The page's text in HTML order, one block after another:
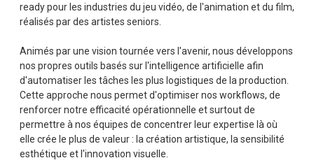
ready pour les industries du jeu vidéo, de l'animation et du film,
réalisés par des artistes seniors.
Animés par une vision tournée vers l'avenir, nous développons
nos propres outils basés sur l'intelligence artificielle afin
d'automatiser les tâches les plus logistiques de la production.
Cette approche nous permet d'optimiser nos workflows, de
renforcer notre efficacité opérationnelle et surtout de
permettre à nos équipes de concentrer leur expertise là où
elle crée le plus de valeur : la création artistique, la sensibilité
esthétique et l'innovation visuelle.